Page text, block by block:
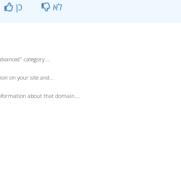
כן לא
category....
on your site and...
about that domain....